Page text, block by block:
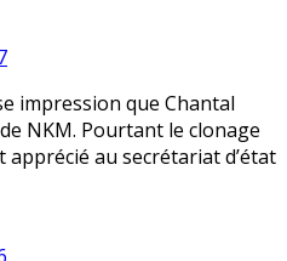
impression que Chantal
NKM. Pourtant le clonage
apprécié au secrétariat d’état